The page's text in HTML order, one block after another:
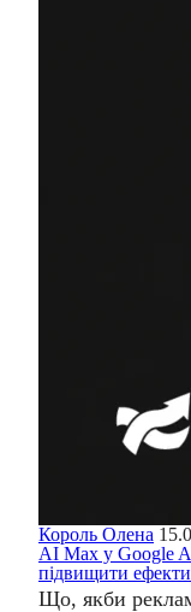
Король Олена
AI Max у Google
підвищити
Що, якби